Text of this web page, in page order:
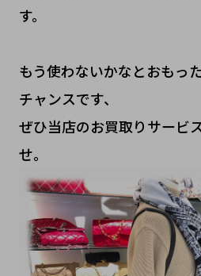
す。
もう使わないかなとおもっ
チャンスです、
ぜひ当店のお買取りサービ
せ。